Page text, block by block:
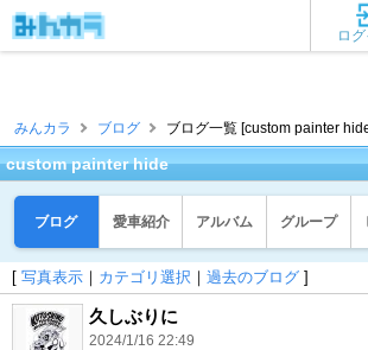
ロ
みんカラ ブログ ブログ一覧 [custom painter
custom painter hide
ブログ 愛車紹介 アルバム グループ
[ 写真表示 ｜ カテゴリ選択 ｜ 過去のブログ ]
久しぶりに
2024/1/16 22:49